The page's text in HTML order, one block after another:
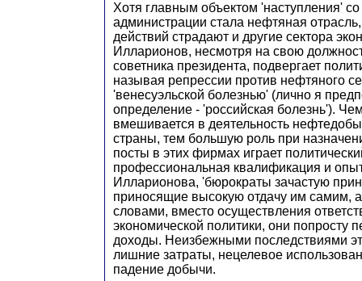
Хотя главным объектом 'наступления'
администрации стала нефтяная
действий страдают и другие сектора
Илларионов, несмотря на свою
советника президента, подвергает
называя репрессии против нефтяного
'венесуэльской болезнью' (лично я
определение - 'российская болезнь').
вмешивается в деятельность
страны, тем большую роль при
посты в этих фирмах играет
профессиональная квалификация и
Илларионова, 'бюрократы зачастую
приносящие высокую отдачу им самим,
словами, вместо осуществления
экономической политики, они попросту
доходы. Неизбежными последствиями
лишние затраты, нецелевое
падение добычи.